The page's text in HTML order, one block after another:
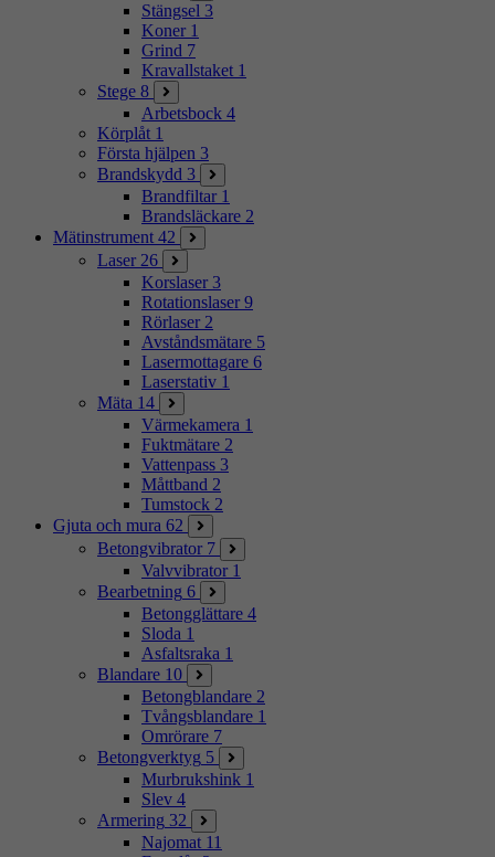
Stängsel 3
Koner 1
Grind 7
Kravallstaket 1
Stege 8
Arbetsbock 4
Körplåt 1
Första hjälpen 3
Brandskydd 3
Brandfiltar 1
Brandsläckare 2
Mätinstrument 42
Laser 26
Korslaser 3
Rotationslaser 9
Rörlaser 2
Avståndsmätare 5
Lasermottagare 6
Laserstativ 1
Mäta 14
Värmekamera 1
Fuktmätare 2
Vattenpass 3
Måttband 2
Tumstock 2
Gjuta och mura 62
Betongvibrator 7
Valvvibrator 1
Bearbetning 6
Betongglättare 4
Sloda 1
Asfaltsraka 1
Blandare 10
Betongblandare 2
Tvångsblandare 1
Omrörare 7
Betongverktyg 5
Murbrukshink 1
Slev 4
Armering 32
Najomat 11